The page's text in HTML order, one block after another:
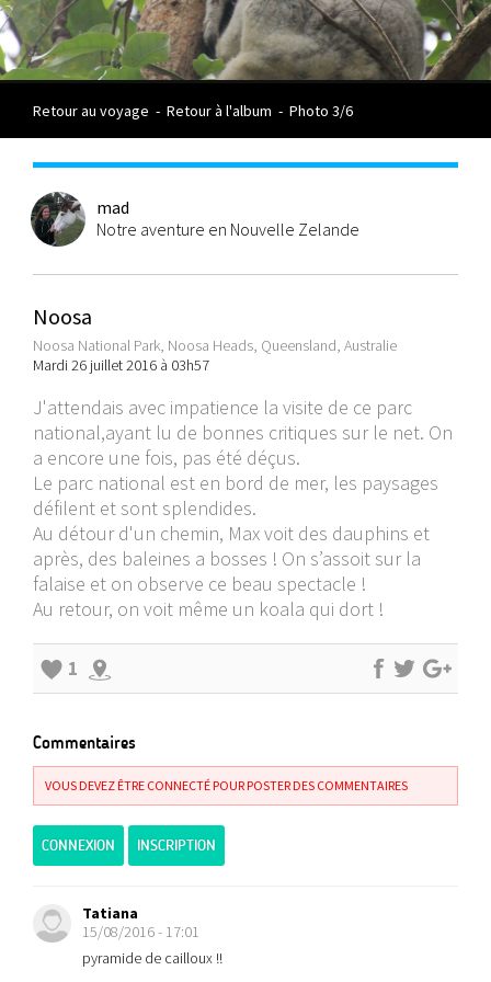
Retour au voyage - Retour à l'album - Photo 3/6
mad
Notre aventure en Nouvelle Zelande
Noosa
Noosa National Park, Noosa Heads, Queensland, Australie
Mardi 26 juillet 2016 à 03h57
J'attendais avec impatience la visite de ce parc
national,ayant lu de bonnes critiques sur le net. On
a encore une fois, pas été déçus.
Le parc national est en bord de mer, les paysages
défilent et sont splendides.
Au détour d'un chemin, Max voit des dauphins et
après, des baleines a bosses ! On s’assoit sur la
falaise et on observe ce beau spectacle !
Au retour, on voit même un koala qui dort !
1
Commentaires
VOUS DEVEZ ÊTRE CONNECTÉ POUR POSTER DES COMMENTAIRES
CONNEXION INSCRIPTION
Tatiana
15/08/2016 - 17:01
pyramide de cailloux !!